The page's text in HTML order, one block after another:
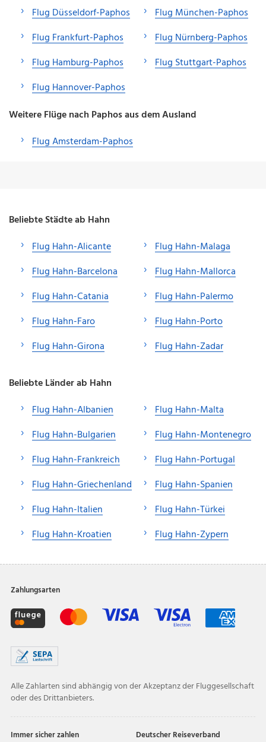
Flug Düsseldorf-Paphos
Flug Frankfurt-Paphos
Flug Hamburg-Paphos
Flug Hannover-Paphos
Flug München-Paphos
Flug Nürnberg-Paphos
Flug Stuttgart-Paphos
Weitere Flüge nach Paphos aus dem Ausland
Flug Amsterdam-Paphos
Beliebte Städte ab Hahn
Flug Hahn-Alicante
Flug Hahn-Barcelona
Flug Hahn-Catania
Flug Hahn-Faro
Flug Hahn-Girona
Flug Hahn-Malaga
Flug Hahn-Mallorca
Flug Hahn-Palermo
Flug Hahn-Porto
Flug Hahn-Zadar
Beliebte Länder ab Hahn
Flug Hahn-Albanien
Flug Hahn-Bulgarien
Flug Hahn-Frankreich
Flug Hahn-Griechenland
Flug Hahn-Italien
Flug Hahn-Kroatien
Flug Hahn-Malta
Flug Hahn-Montenegro
Flug Hahn-Portugal
Flug Hahn-Spanien
Flug Hahn-Türkei
Flug Hahn-Zypern